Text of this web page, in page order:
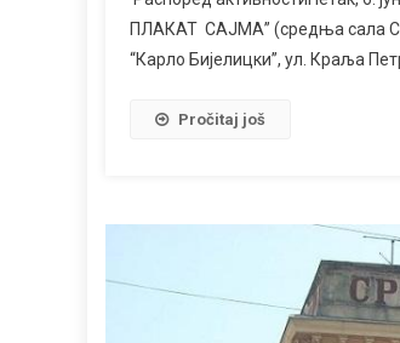
ПЛАКАТ САЈМА” (средња сала
“Карло Бијелицки”, ул. Краља
Pročitaj još